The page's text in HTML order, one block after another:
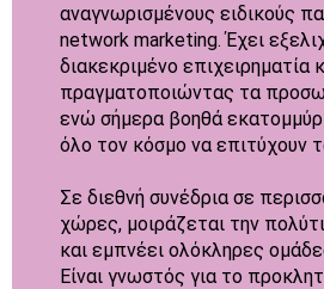
αναγνωρισμένους ειδικούς
network marketing. Έχει
διακεκριμένο επιχειρηματία
πραγματοποιώντας τα
ενώ σήμερα βοηθά
όλο τον κόσμο να επιτύχουν
Σε διεθνή συνέδρια σε
χώρες, μοιράζεται την
και εμπνέει ολόκληρες
Είναι γνωστός για το